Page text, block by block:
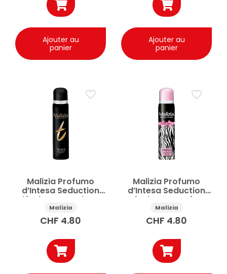
Ajouter au
panier
Ajouter au
panier
Malizia Profumo
d’Intesa Seduction
déodorant Toujours
100ml
Malizia
CHF 4.80
Malizia Profumo
d’Intesa Seduction
Déodorant Parfum
Intense 100ml
Malizia
CHF 4.80